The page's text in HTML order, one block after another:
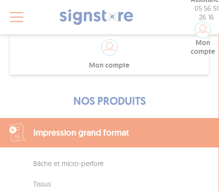
05 56 51
26 16
Mon
compte
Mon compte
NOS PRODUITS
Impression grand format
Bâche et micro-perforé
Tissus